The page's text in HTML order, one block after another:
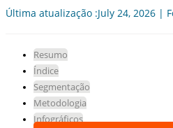
Última atualização :July 24, 2026 |
Resumo
Índice
Segmentação
Metodologia
Infográficos